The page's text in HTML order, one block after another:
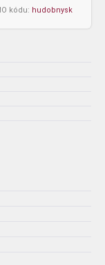
kódu: hudobnysk